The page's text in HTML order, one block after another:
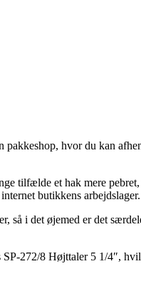
hvor du kan
tilfælde et hak mere
butikkens arbejdslager.
i det øjemed er det
272/8 Højttaler 5 1/4″,